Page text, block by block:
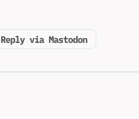
Reply via Mastodon